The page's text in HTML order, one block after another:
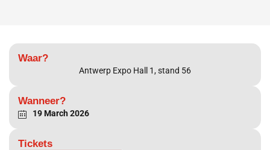
Waar?
Antwerp Expo Hall 1, stand 56
Wanneer?
19 March 2026
Tickets